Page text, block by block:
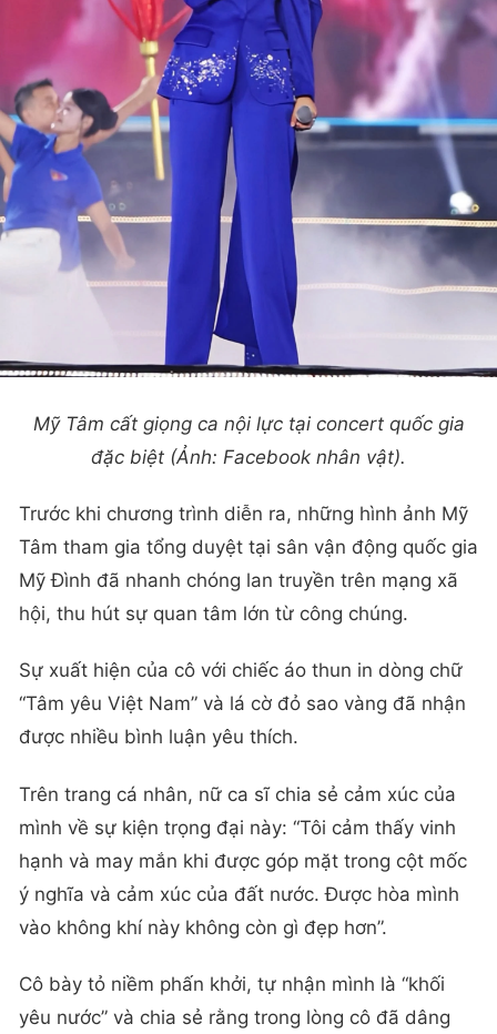
Mỹ Tâm cất giọng ca nội lực tại concert quốc gia
đặc biệt (Ảnh: Facebook nhân vật).
Trước khi chương trình diễn ra, những hình ảnh Mỹ
Tâm tham gia tổng duyệt tại sân vận động quốc gia
Mỹ Đình đã nhanh chóng lan truyền trên mạng xã
hội, thu hút sự quan tâm lớn từ công chúng.
Sự xuất hiện của cô với chiếc áo thun in dòng chữ
“Tâm yêu Việt Nam” và lá cờ đỏ sao vàng đã nhận
được nhiều bình luận yêu thích.
Trên trang cá nhân, nữ ca sĩ chia sẻ cảm xúc của
mình về sự kiện trọng đại này: “Tôi cảm thấy vinh
hạnh và may mắn khi được góp mặt trong cột mốc
ý nghĩa và cảm xúc của đất nước. Được hòa mình
vào không khí này không còn gì đẹp hơn”.
Cô bày tỏ niềm phấn khởi, tự nhận mình là “khối
yêu nước” và chia sẻ rằng trong lòng cô đã dâng